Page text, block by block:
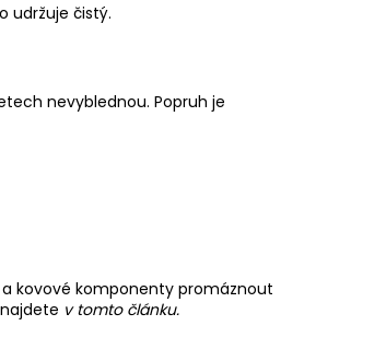
udržuje čistý.
nevyblednou. Popruh je
kovové komponenty promáznout
v tomto článku.